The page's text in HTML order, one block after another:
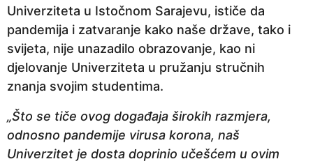
Univerziteta u Istočnom Sarajevu, ističe da
pandemija i zatvaranje kako naše države, tako i
svijeta, nije unazadilo obrazovanje, kao ni
djelovanje Univerziteta u pružanju stručnih
znanja svojim studentima.
„Što se tiče ovog događaja širokih razmjera,
odnosno pandemije virusa korona, naš
Univerzitet je dosta doprinio učešćem u ovim